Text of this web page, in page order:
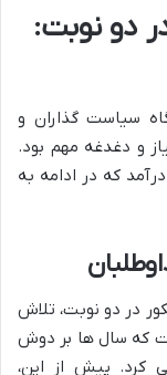
دو نوبت:
سیاست گذاران و
و دغدغه مهم بود.
که در ادامه به
در دو نوبت، تلاش
که سال ها بر دوش
کرد. پیش از این،